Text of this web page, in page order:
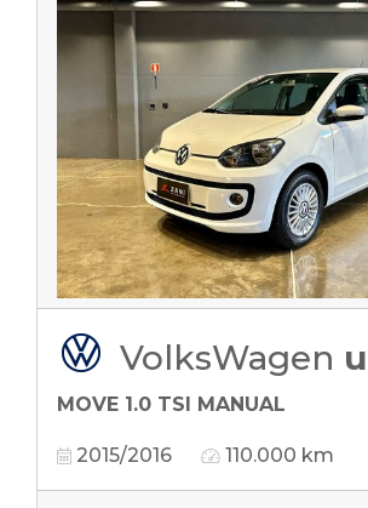
VolksWagen
MOVE 1.0 TSI MANUAL
2015/2016 110.000 km